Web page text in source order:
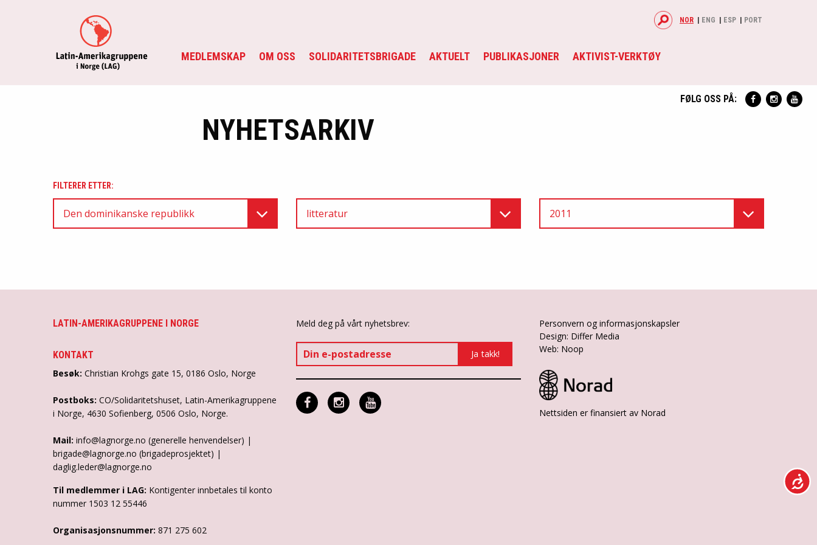
MEDLEMSKAP OM OSS SOLIDARITETSBRIGADE AKTUELT PUBLIKASJONER AKTIVIST-VERKTØY
NOR ENG ESP PORT
FØLG OSS PÅ:
NYHETSARKIV
FILTERER ETTER:
Den dominikanske republikk litteratur 2011
LATIN-AMERIKAGRUPPENE I NORGE
KONTAKT
Besøk: Christian Krohgs gate 15, 0186 Oslo, Norge
Postboks: CO/Solidaritetshuset, Latin-Amerikagruppene
i Norge, 4630 Sofienberg, 0506 Oslo, Norge.
Mail: info@lagnorge.no (generelle henvendelser) |
brigade@lagnorge.no (brigadeprosjektet) |
daglig.leder@lagnorge.no
Til medlemmer i LAG: Kontigenter innbetales til konto
nummer 1503 12 55446
Organisasjonsnummer: 871 275 602
Meld deg på vårt nyhetsbrev:
Personvern og informasjonskapsler
Design: Differ Media
Web: Noop
Nettsiden er finansiert av Norad